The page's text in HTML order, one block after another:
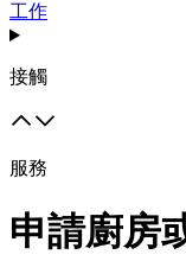
工作
接觸
服務
申請廚房